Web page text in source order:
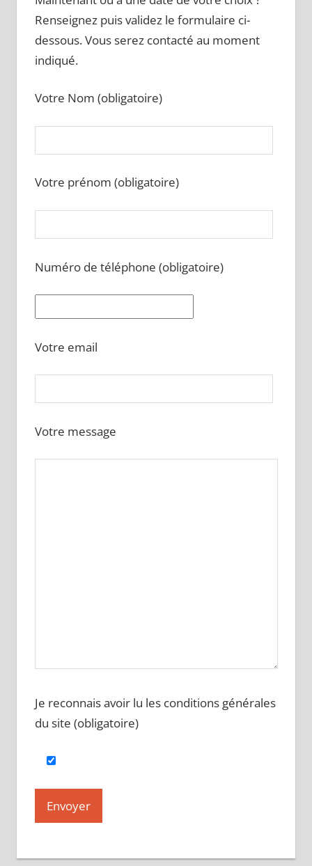
Renseignez puis validez le formulaire ci-
dessous. Vous serez contacté au moment
indiqué.
Votre Nom (obligatoire)
Votre prénom (obligatoire)
Numéro de téléphone (obligatoire)
Votre email
Votre message
Je reconnais avoir lu les conditions générales
du site (obligatoire)